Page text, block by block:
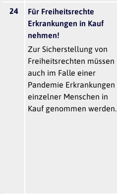
24
Für Freiheitsrechte
Erkrankungen in Kauf
nehmen!
Zur Sicherstellung von
Freiheitsrechten müssen
auch im Falle einer
Pandemie Erkrankungen
einzelner Menschen in
Kauf genommen werden.